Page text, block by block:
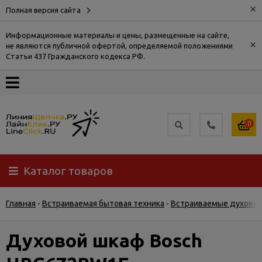
Полная версия сайта ×
Информационные материалы и цены, размещенные на сайте,
не являются публичной офертой, определяемой положениями
Статьи 437 Гражданского кодекса РФ.
×
О
Доставка
Самовывоз
Гарантия
0
Каталог товаров
Главная - Встраиваемая бытовая техника - Встраиваемые
Духовой шкаф Bosch